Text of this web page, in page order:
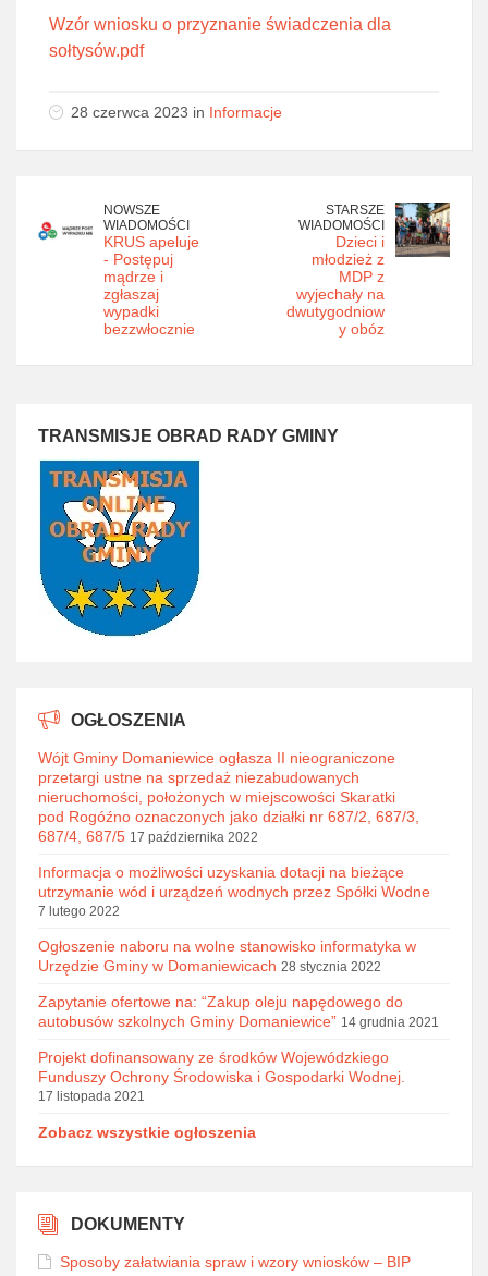
Wzór wniosku o przyznanie świadczenia dla
sołtysów.pdf
28 czerwca 2023 in Informacje
NOWSZE
WIADOMOŚCI
KRUS apeluje
- Postępuj
mądrze i
zgłaszaj
wypadki
bezzwłocznie
STARSZE
WIADOMOŚCI
Dzieci i
młodzież z
MDP z
wyjechały na
dwutygodniow
y obóz
TRANSMISJE OBRAD RADY GMINY
OGŁOSZENIA
Wójt Gminy Domaniewice ogłasza II nieograniczone
przetargi ustne na sprzedaż niezabudowanych
nieruchomości, położonych w miejscowości Skaratki
pod Rogóźno oznaczonych jako działki nr 687/2, 687/3,
687/4, 687/5 17 października 2022
Informacja o możliwości uzyskania dotacji na bieżące
utrzymanie wód i urządzeń wodnych przez Spółki Wodne
7 lutego 2022
Ogłoszenie naboru na wolne stanowisko informatyka w
Urzędzie Gminy w Domaniewicach 28 stycznia 2022
Zapytanie ofertowe na: “Zakup oleju napędowego do
autobusów szkolnych Gminy Domaniewice” 14 grudnia 2021
Projekt dofinansowany ze środków Wojewódzkiego
Funduszy Ochrony Środowiska i Gospodarki Wodnej.
17 listopada 2021
Zobacz wszystkie ogłoszenia
DOKUMENTY
Sposoby załatwiania spraw i wzory wniosków – BIP